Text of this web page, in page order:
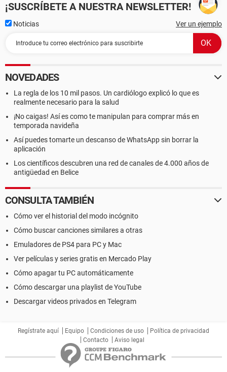
¡SUSCRÍBETE A NUESTRA NEWSLETTER!
Noticias Ver un ejemplo
NOVEDADES
La regla de los 10 mil pasos. Un cardiólogo explicó lo que es
realmente necesario para la salud
¡No caigas! Así es como te manipulan para comprar más en
temporada navideña
Así puedes tomarte un descanso de WhatsApp sin borrar la
aplicación
Los científicos descubren una red de canales de 4.000 años de
antigüedad en Belice
CONSULTA TAMBIÉN
Cómo ver el historial del modo incógnito
Cómo buscar canciones similares a otras
Emuladores de PS4 para PC y Mac
Ver películas y series gratis en Mercado Play
Cómo apagar tu PC automáticamente
Cómo descargar una playlist de YouTube
Descargar videos privados en Telegram
Regístrate aquí Equipo Condiciones de uso
Política de privacidad
Contacto
Aviso legal